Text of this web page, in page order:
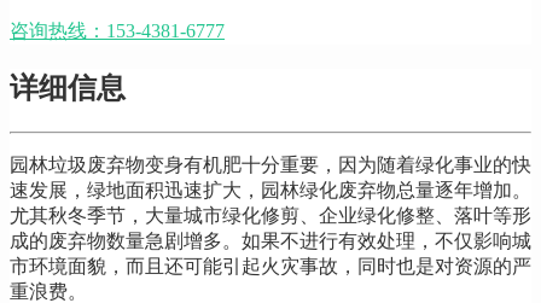
咨询热线：153-4381-6777
详细信息
园林垃圾废弃物变身有机肥十分重要，因为随着绿化事业的快
速发展，绿地面积迅速扩大，园林绿化废弃物总量逐年增加。
尤其秋冬季节，大量城市绿化修剪、企业绿化修整、落叶等形
成的废弃物数量急剧增多。如果不进行有效处理，不仅影响城
市环境面貌，而且还可能引起火灾事故，同时也是对资源的严
重浪费。